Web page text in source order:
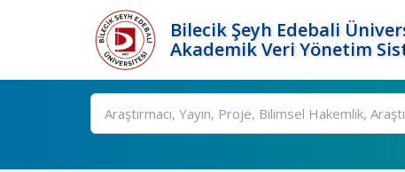
Bilecik Şeyh Edebali
Akademik Veri Yönetim
Ara